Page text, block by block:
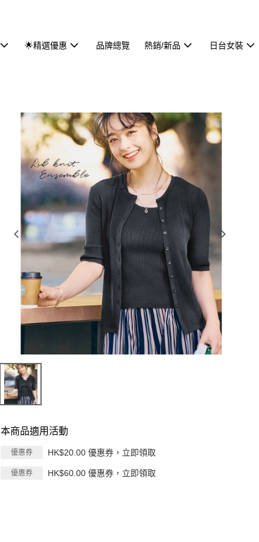
🌟精選優惠 品牌總覽 熱銷/新品 日台女裝
本商品適用活動
優惠券 HK$20.00 優惠券，立即領取
優惠券 HK$60.00 優惠券，立即領取